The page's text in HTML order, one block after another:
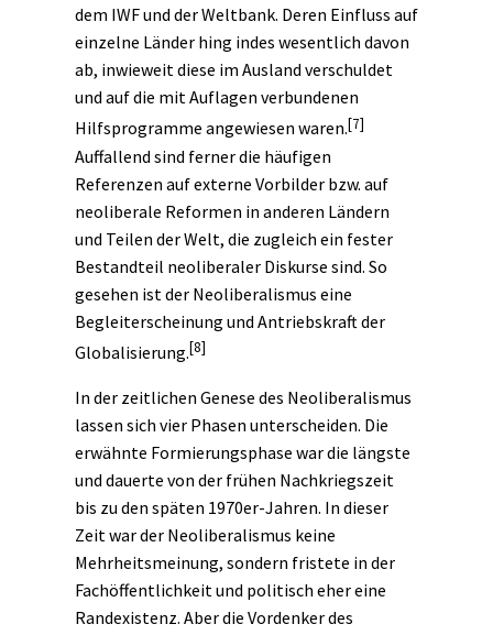
dem IWF und der Weltbank. Deren Einfluss auf
einzelne Länder hing indes wesentlich davon
ab, inwieweit diese im Ausland verschuldet
und auf die mit Auflagen verbundenen
Hilfsprogramme angewiesen waren.[7]
Auffallend sind ferner die häufigen
Referenzen auf externe Vorbilder bzw. auf
neoliberale Reformen in anderen Ländern
und Teilen der Welt, die zugleich ein fester
Bestandteil neoliberaler Diskurse sind. So
gesehen ist der Neoliberalismus eine
Begleiterscheinung und Antriebskraft der
Globalisierung.[8]
In der zeitlichen Genese des Neoliberalismus
lassen sich vier Phasen unterscheiden. Die
erwähnte Formierungsphase war die längste
und dauerte von der frühen Nachkriegszeit
bis zu den späten 1970er-Jahren. In dieser
Zeit war der Neoliberalismus keine
Mehrheitsmeinung, sondern fristete in der
Fachöffentlichkeit und politisch eher eine
Randexistenz. Aber die Vordenker des